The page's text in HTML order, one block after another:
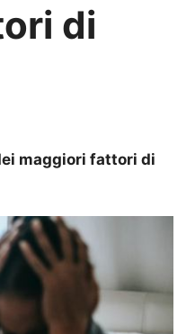
di
maggiori fattori di